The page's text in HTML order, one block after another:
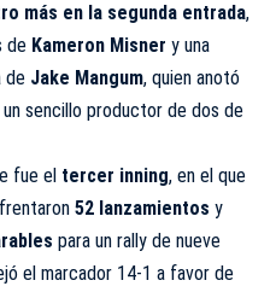
más en la segunda entrada,
de Kameron Misner y una
de Jake Mangum, quien anotó
sencillo productor de dos de
fue el tercer inning, en el que
52 lanzamientos y
para un rally de nueve
el marcador 14-1 a favor de